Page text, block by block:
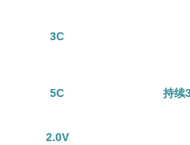
3C
5C 持续
2.0V